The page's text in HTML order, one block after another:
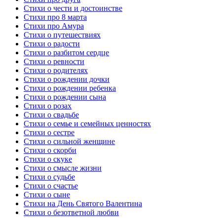
Стихи о чести и достоинстве
Стихи про 8 марта
Стихи про Амура
Стихи о путешествиях
Стихи о радости
Стихи о разбитом сердце
Стихи о ревности
Стихи о родителях
Стихи о рождении дочки
Стихи о рождении ребенка
Стихи о рождении сына
Стихи о розах
Стихи о свадьбе
Стихи о семье и семейных ценностях
Стихи о сестре
Стихи о сильной женщине
Стихи о скорби
Стихи о скуке
Стихи о смысле жизни
Стихи о судьбе
Стихи о счастье
Стихи о сыне
Стихи на День Святого Валентина
Стихи о безответной любви